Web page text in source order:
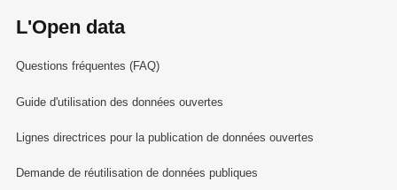
L'Open data
Questions fréquentes (FAQ)
Guide d'utilisation des données ouvertes
Lignes directrices pour la publication de données ouvertes
Demande de réutilisation de données publiques